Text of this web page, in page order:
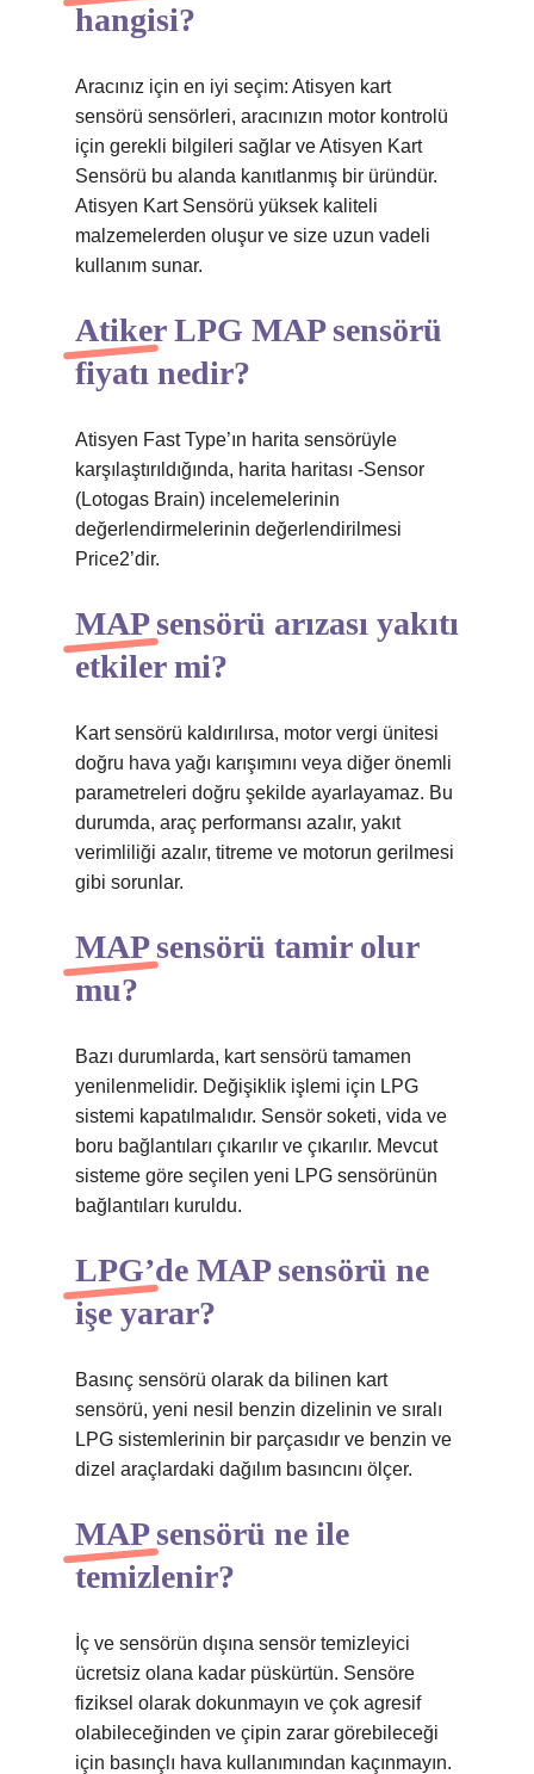
hangisi?
Aracınız için en iyi seçim: Atisyen kart
sensörü sensörleri, aracınızın motor kontrolü
için gerekli bilgileri sağlar ve Atisyen Kart
Sensörü bu alanda kanıtlanmış bir üründür.
Atisyen Kart Sensörü yüksek kaliteli
malzemelerden oluşur ve size uzun vadeli
kullanım sunar.
Atiker LPG MAP sensörü
fiyatı nedir?
Atisyen Fast Type’ın harita sensörüyle
karşılaştırıldığında, harita haritası -Sensor
(Lotogas Brain) incelemelerinin
değerlendirmelerinin değerlendirilmesi
Price2’dir.
MAP sensörü arızası yakıtı
etkiler mi?
Kart sensörü kaldırılırsa, motor vergi ünitesi
doğru hava yağı karışımını veya diğer önemli
parametreleri doğru şekilde ayarlayamaz. Bu
durumda, araç performansı azalır, yakıt
verimliliği azalır, titreme ve motorun gerilmesi
gibi sorunlar.
MAP sensörü tamir olur
mu?
Bazı durumlarda, kart sensörü tamamen
yenilenmelidir. Değişiklik işlemi için LPG
sistemi kapatılmalıdır. Sensör soketi, vida ve
boru bağlantıları çıkarılır ve çıkarılır. Mevcut
sisteme göre seçilen yeni LPG sensörünün
bağlantıları kuruldu.
LPG’de MAP sensörü ne
işe yarar?
Basınç sensörü olarak da bilinen kart
sensörü, yeni nesil benzin dizelinin ve sıralı
LPG sistemlerinin bir parçasıdır ve benzin ve
dizel araçlardaki dağılım basıncını ölçer.
MAP sensörü ne ile
temizlenir?
İç ve sensörün dışına sensör temizleyici
ücretsiz olana kadar püskürtün. Sensöre
fiziksel olarak dokunmayın ve çok agresif
olabileceğinden ve çipin zarar görebileceği
için basınçlı hava kullanımından kaçınmayın.